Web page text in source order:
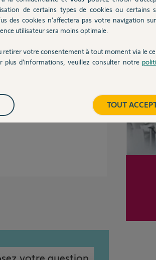
que
de certains types de cookies ou certains
des cookies n’affectera pas votre navigation
utilisateur sera moins optimale.
retirer votre consentement à tout moment via le
plus d’informations, veuillez consulter notre
TOUT